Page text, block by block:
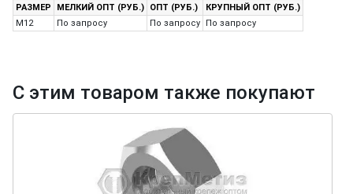
РАЗМЕР МЕЛКИЙ ОПТ (РУБ.) ОПТ (РУБ.)
КРУПНЫЙ ОПТ (РУБ.)
M12
По запросу По запросу По запросу
С этим товаром также покупают